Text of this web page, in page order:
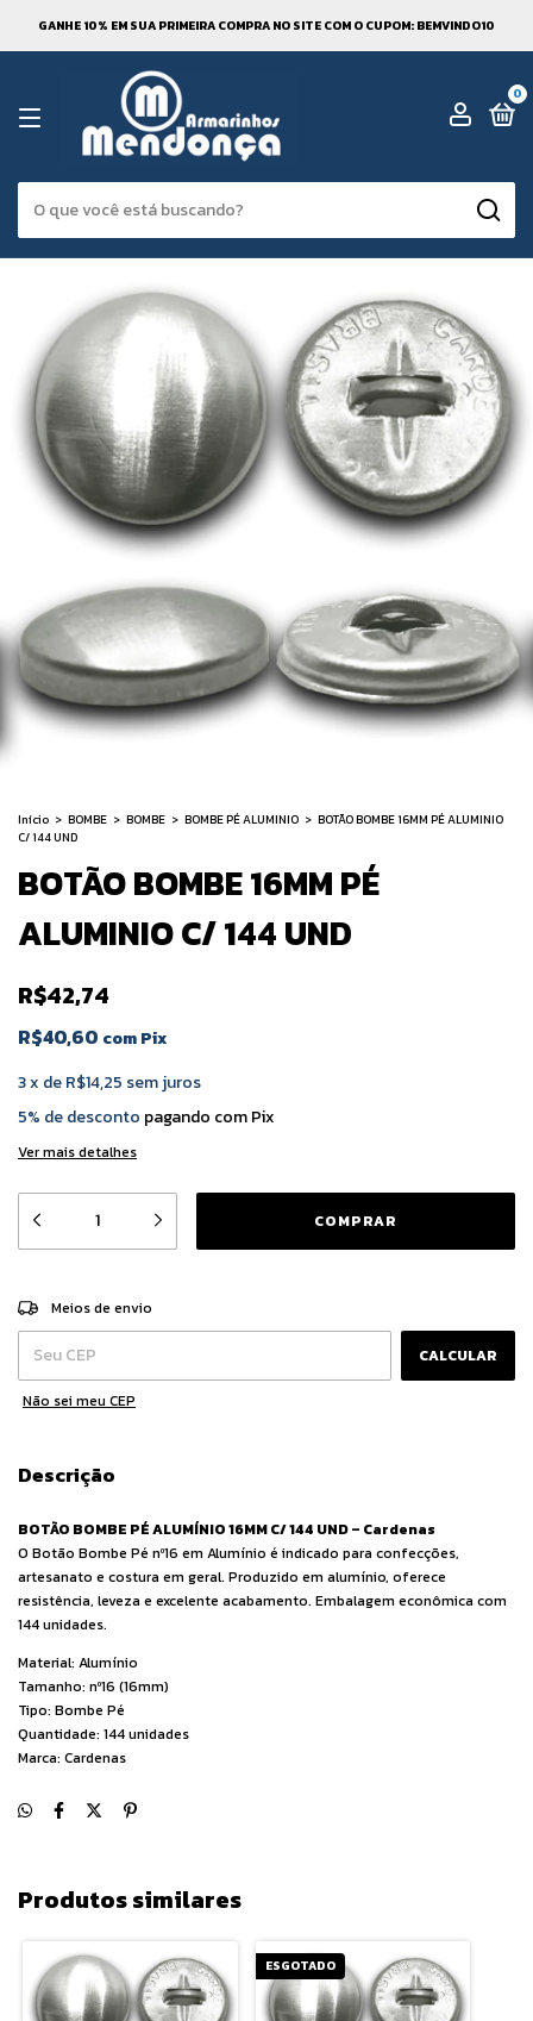
GANHE 10% EM SUA PRIMEIRA COMPRA NO SITE COM O CUPOM: BEMVINDO10
0
Início > BOMBE > BOMBE > BOMBE PÉ ALUMINIO > BOTÃO BOMBE 16MM PÉ ALUMINIO
C/ 144 UND
BOTÃO BOMBE 16MM PÉ
ALUMINIO C/ 144 UND
R$42,74
R$40,60 comPix
3x deR$14,25 sem juros
5% de desconto pagando com Pix
Ver mais detalhes
Entregas para o CEP:
Meios de envio
CALCULAR
Não sei meu CEP
Descrição
BOTÃO BOMBE PÉ ALUMÍNIO 16MM C/ 144 UND – Cardenas
O Botão Bombe Pé nº16 em Alumínio é indicado para confecções,
artesanato e costura em geral. Produzido em alumínio, oferece
resistência, leveza e excelente acabamento. Embalagem econômica com
144 unidades.
Material: Alumínio
Tamanho: nº16 (16mm)
Tipo: Bombe Pé
Quantidade: 144 unidades
Marca: Cardenas
Produtos similares
ESGOTADO